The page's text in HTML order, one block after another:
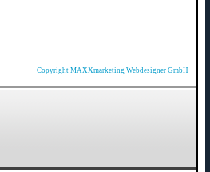
Copyright MAXXmarketing Webdesigner GmbH